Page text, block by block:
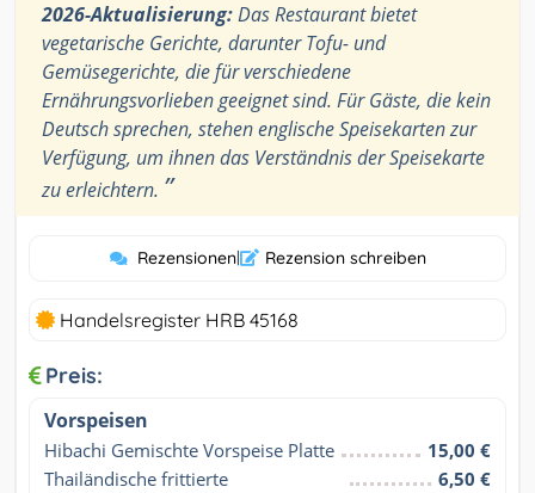
2026-Aktualisierung:Das Restaurant bietet
vegetarische Gerichte, darunter Tofu- und
Gemüsegerichte, die für verschiedene
Ernährungsvorlieben geeignet sind. Für Gäste, die kein
Deutsch sprechen, stehen englische Speisekarten zur
Verfügung, um ihnen das Verständnis der Speisekarte
zu erleichtern. ”
Rezensionen| Rezension schreiben
Handelsregister HRB 45168
Preis:
Vorspeisen
Hibachi Gemischte Vorspeise Platte
15,00 €
Thailändische frittierte
6,50 €